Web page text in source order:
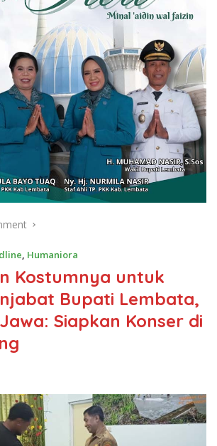
, Humaniora
Kostumnya untuk
Bupati Lembata,
Siapkan Konser di